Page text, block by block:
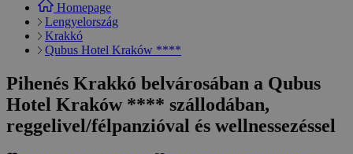
Homepage
Lengyelország
Krakkó
Qubus Hotel Kraków ****
Pihenés Krakkó belvárosában a Qubus
Hotel Kraków **** szállodában,
reggelivel/félpanzióval és wellnessezéssel